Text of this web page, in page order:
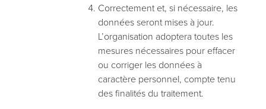
Correctement et, si nécessaire, les
données seront mises à jour.
L’organisation adoptera toutes les
mesures nécessaires pour effacer
ou corriger les données à
caractère personnel, compte tenu
des finalités du traitement.